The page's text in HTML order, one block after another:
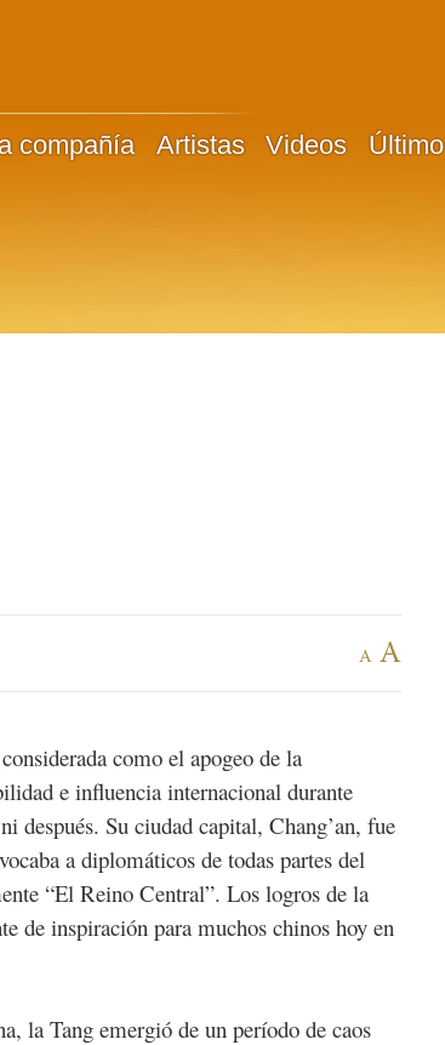
compañía Artistas Videos Último
A A
como el apogeo de la
e influencia internacional durante
después. Su ciudad capital, Chang’an, fue
a diplomáticos de todas partes del
“El Reino Central”. Los logros de la
de inspiración para muchos chinos hoy en
la Tang emergió de un período de caos